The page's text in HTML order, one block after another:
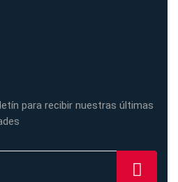
para recibir nuestras últimas